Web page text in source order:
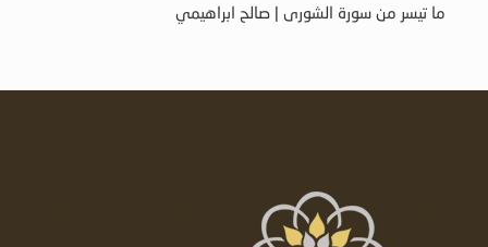
ما تيسر من سورة الشورى | صالح ابراهيمي